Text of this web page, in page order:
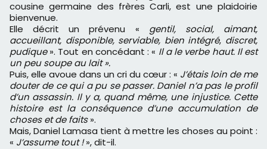
cousine germaine des frères Carli, est une plaidoirie
bienvenue.
Elle décrit un prévenu « gentil, social, aimant,
accueillant, disponible, serviable, bien intégré, discret,
pudique». Tout en concédant : « Il a le verbe haut. Il est
un peu soupe au lait ».
Puis, elle avoue dans un cri du cœur : « J’étais loin de me
douter de ce qui a pu se passer. Daniel n’a pas le profil
d’un assassin. Il y a, quand même, une injustice. Cette
histoire est la conséquence d’une accumulation de
choses et de faits».
Mais, Daniel Lamasa tient à mettre les choses au point :
« J’assume tout !», dit-il.